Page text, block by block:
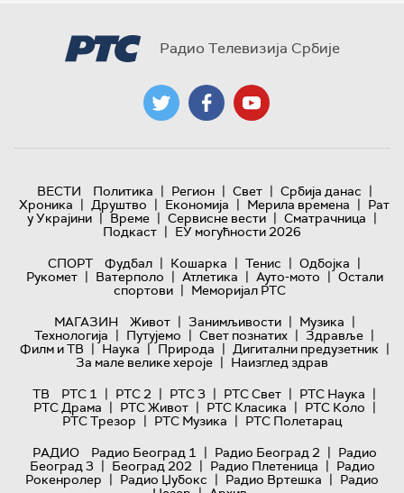
Радио Телевизија Србије
ВЕСТИ Политика | Регион | Свет | Србија данас |
Хроника | Друштво | Економија | Мерила времена | Рат
у Украјини | Време | Сервисне вести | Сматрачница |
Подкаст | ЕУ могућности 2026
СПОРТ
Фудбал | Кошарка | Тенис | Одбојка |
Рукомет | Ватерполо | Атлетика | Ауто-мото | Остали
спортови | Меморијал РТС
МАГАЗИН
Живот | Занимљивости | Музика |
Технологијa | Путујемо | Свет познатих | Здравље |
Филм и ТВ | Наука | Природа | Дигитални предузетник |
За мале велике хероје | Наизглед здрав
ТВ
РТС 1 | РТС 2 | РТС 3 | РТС Свет | РТС Наука |
РТС Драма | РТС Живот | РТС Класика | РТС Коло |
РТС Трезор | РТС Музика | РТС Полетарац
РАДИО
Радио Београд 1 | Радио Београд 2 | Радио
Београд 3 | Београд 202 | Радио Плетеница | Радио
Рокенролер | Радио Џубокс | Радио Вртешка | Радио